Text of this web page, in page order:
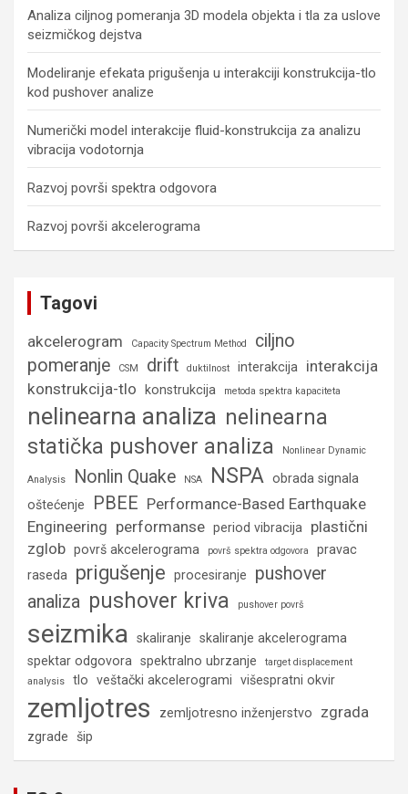
Analiza ciljnog pomeranja 3D modela objekta i tla za uslove
seizmičkog dejstva
Modeliranje efekata prigušenja u interakciji konstrukcija-tlo
kod pushover analize
Numerički model interakcije fluid-konstrukcija za analizu
vibracija vodotornja
Razvoj površi spektra odgovora
Razvoj površi akcelerograma
Tagovi
akcelerogram Capacity Spectrum Method
ciljno
pomeranje
CSM drift duktilnost interakcija
interakcija
konstrukcija-tlo
konstrukcija metoda spektra kapaciteta
nelinearna analiza nelinearna
statička pushover analiza
Nonlinear Dynamic
Analysis Nonlin Quake NSA NSPA obrada signala
oštećenje
PBEE Performance-Based Earthquake
Engineering performanse period vibracija
plastični
zglob površ akcelerograma površ spektra odgovora
pravac
raseda
prigušenje procesiranje
pushover
analiza pushover kriva pushover površ
seizmika skaliranje
skaliranje akcelerograma
spektar odgovora
spektralno ubrzanje
target displacement
analysis
tlo veštački akcelerogrami višespratni okvir
zemljotres zemljotresno inženjerstvo zgrada
zgrade šip